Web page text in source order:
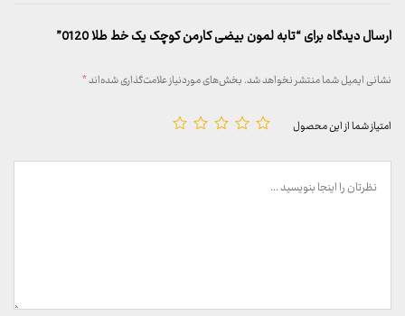
ارسال دیدگاه برای “تابه لمون بیضی کارمن کوچک یک خط طلا 0120”
نشانی ایمیل شما منتشر نخواهد شد.بخش‌های موردنیاز علامت‌گذاری شده‌اند*
امتیاز شما از این محصول